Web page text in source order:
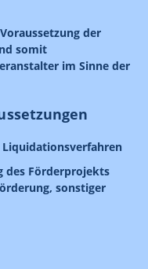
der
somit
im Sinne der
des Förderprojekts
sonstiger